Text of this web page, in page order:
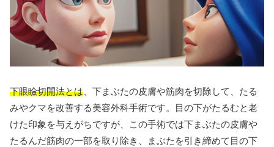
下眼瞼切開法とは 、下まぶたの皮膚や筋肉を切除して、たる
みやクマを改善する美容外科手術です。目の下がたるむと老
けた印象を与えがちですが、この手術では下まぶたの皮膚や
たるんだ筋肉の一部を取り除き、まぶたを引き締めて目の下